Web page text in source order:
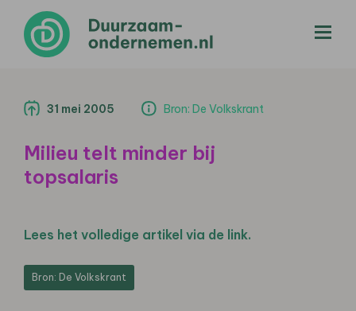
31 mei 2005 Bron: De Volkskrant
Milieu telt minder bij
topsalaris
Lees het volledige artikel via de link.
Bron: De Volkskrant